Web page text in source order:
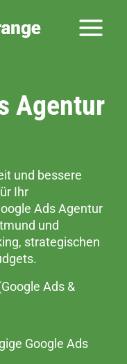
Agentur
und bessere
Ihr
Ads Agentur
und
strategischen
Ads &
Google Ads